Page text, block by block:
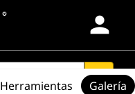
person
search
Herramientas Galería